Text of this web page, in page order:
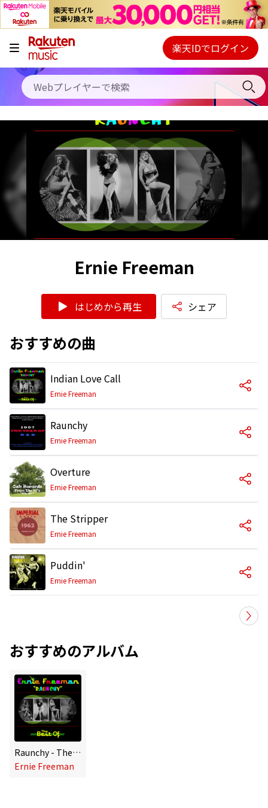
キャンペーン
料金プラン
使い方
初回30日間無料お試し
Webプレイヤー
ご契約内容の確認・変更
楽天IDでログイン
Ernie Freeman
はじめから再生 シェア
おすすめの曲
Indian Love Call
Ernie Freeman
Raunchy
Ernie Freeman
Overture
Ernie Freeman
The Stripper
Ernie Freeman
Puddin'
Ernie Freeman
おすすめのアルバム
Raunchy - The Best Of
Ernie Freeman